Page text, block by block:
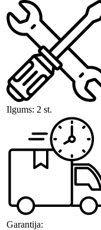
Ilgums: 2 st.
Garantija: